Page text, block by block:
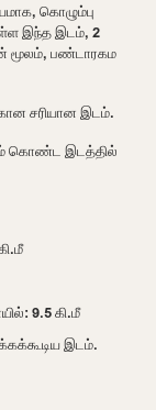
கொழும்பு
இந்த இடம், 2
மூலம், பண்டாரகம
சரியான இடம்.
கொண்ட இடத்தில்
9.5 கி.மீ
இடம்.